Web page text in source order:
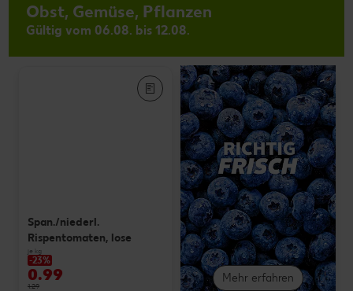
Obst, Gemüse, Pflanzen
Gültig vom 06.08. bis 12.08.
Mehr erfahren
Span./niederl.
Rispentomaten, lose
je kg
-23%
0.99
1.29